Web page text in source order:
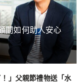
問如何助人安心
！」父親節禮物送「水